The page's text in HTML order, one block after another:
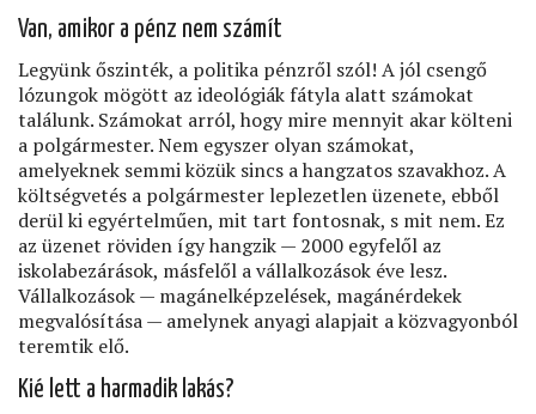
Van, amikor a pénz nem számít
Legyünk őszinték, a politika pénzről szól! A jól csengő
lózungok mögött az ideológiák fátyla alatt számokat
találunk. Számokat arról, hogy mire mennyit akar költeni
a polgármester. Nem egyszer olyan számokat,
amelyeknek semmi közük sincs a hangzatos szavakhoz. A
költségvetés a polgármester leplezetlen üzenete, ebből
derül ki egyértelműen, mit tart fontosnak, s mit nem. Ez
az üzenet röviden így hangzik — 2000 egyfelől az
iskolabezárások, másfelől a vállalkozások éve lesz.
Vállalkozások — magánelképzelések, magánérdekek
megvalósítása — amelynek anyagi alapjait a közvagyonból
teremtik elő.
Kié lett a harmadik lakás?